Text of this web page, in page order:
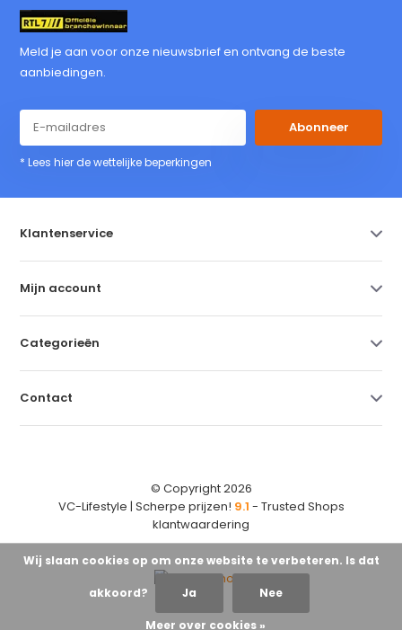
Meld je aan voor onze nieuwsbrief en ontvang de beste
aanbiedingen.
Abonneer
* Lees hier de wettelijke beperkingen
Klantenservice
Mijn account
Categorieën
Contact
© Copyright 2026
VC-Lifestyle | Scherpe prijzen! 9.1 - Trusted Shops
klantwaardering
Wij slaan cookies op om onze website te verbeteren. Is dat
akkoord? Ja Nee
Meer over cookies »